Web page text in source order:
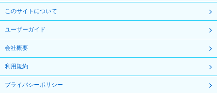
このサイトについて
ユーザーガイド
会社概要
利用規約
プライバシーポリシー